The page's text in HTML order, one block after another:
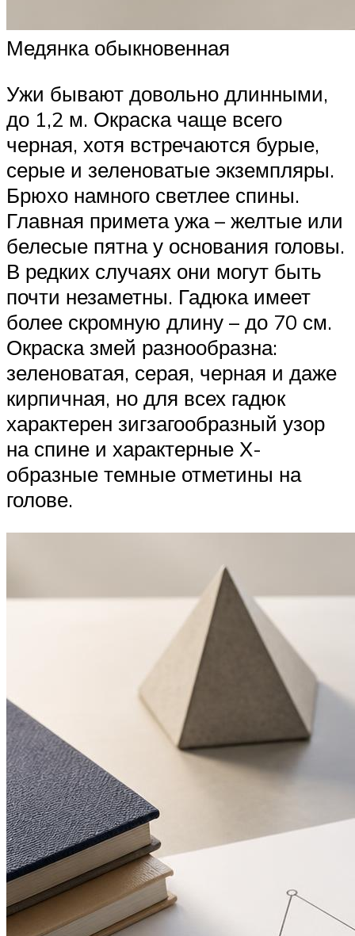
Медянка обыкновенная
Ужи бывают довольно длинными,
до 1,2 м. Окраска чаще всего
черная, хотя встречаются бурые,
серые и зеленоватые экземпляры.
Брюхо намного светлее спины.
Главная примета ужа – желтые или
белесые пятна у основания головы.
В редких случаях они могут быть
почти незаметны. Гадюка имеет
более скромную длину – до 70 см.
Окраска змей разнообразна:
зеленоватая, серая, черная и даже
кирпичная, но для всех гадюк
характерен зигзагообразный узор
на спине и характерные Х-
образные темные отметины на
голове.